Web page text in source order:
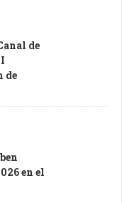
de
de
en el